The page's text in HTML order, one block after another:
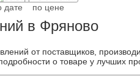
дате по цене
в Фряново
от поставщиков,
о товаре у лучших